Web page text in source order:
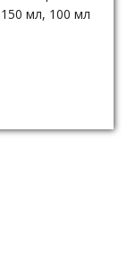
150 мл, 100 мл